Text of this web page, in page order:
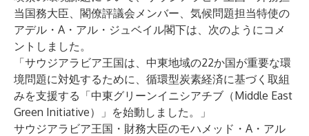
当国務大臣、閣僚評議会メンバー、気候問題担当特使の
アデル・A・アル・ジュベイル閣下は、次のようにコメ
ントしました。
「サウジアラビア王国は、中東地域の22か国が重要な環
境問題に対処するために、循環型炭素経済に基づく取組
みを支援する「中東グリーンイニシアチブ（Middle East
Green Initiative）」を始動しました。」
サウジアラビア王国・財務大臣のモハメッド・A・アル